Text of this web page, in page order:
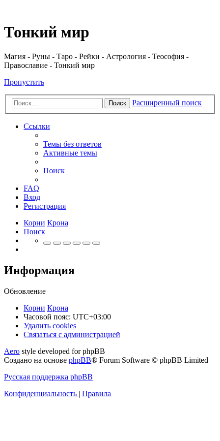
Тонкий мир
Магия - Руны - Таро - Рейки - Астрология - Теософия -
Православие - Тонкий мир
Пропустить
Поиск Расширенный поиск
Ссылки
Темы без ответов
Активные темы
Поиск
FAQ
Вход
Регистрация
Корни Крона
Поиск
Информация
Обновление
Корни Крона
Часовой пояс: UTC+03:00
Удалить cookies
Связаться
администрацией
Связаться с администрацией
Aero style developed for phpBB
Создано на основе phpBB® Forum Software © phpBB Limited
Русская поддержка phpBB
Конфиденциальность | Правила